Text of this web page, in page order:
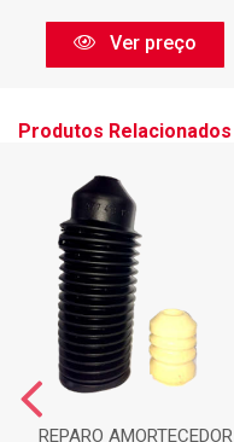
Ver preço
Produtos Relacionados
REPARO AMORTECEDOR